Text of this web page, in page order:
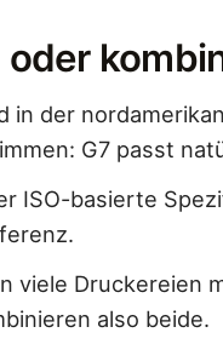
in der
G7 passt
ISO-basierte
viele Druckereien
also beide.